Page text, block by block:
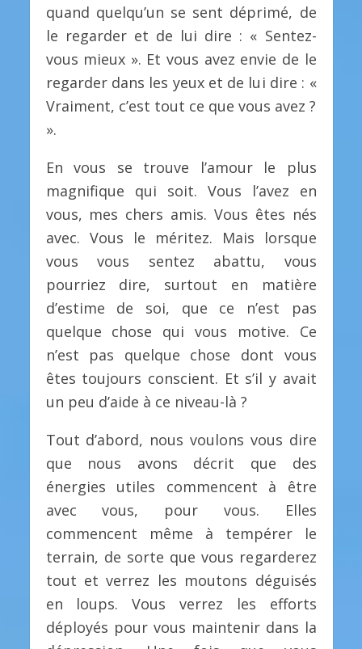
quand quelqu’un se sent déprimé, de
le regarder et de lui dire : « Sentez-
vous mieux ». Et vous avez envie de le
regarder dans les yeux et de lui dire : «
Vraiment, c’est tout ce que vous avez ?
».
En vous se trouve l’amour le plus
magnifique qui soit. Vous l’avez en
vous, mes chers amis. Vous êtes nés
avec. Vous le méritez. Mais lorsque
vous vous sentez abattu, vous
pourriez dire, surtout en matière
d’estime de soi, que ce n’est pas
quelque chose qui vous motive. Ce
n’est pas quelque chose dont vous
êtes toujours conscient. Et s’il y avait
un peu d’aide à ce niveau-là ?
Tout d’abord, nous voulons vous dire
que nous avons décrit que des
énergies utiles commencent à être
avec vous, pour vous. Elles
commencent même à tempérer le
terrain, de sorte que vous regarderez
tout et verrez les moutons déguisés
en loups. Vous verrez les efforts
déployés pour vous maintenir dans la